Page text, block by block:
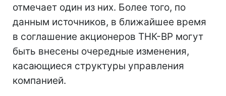
отмечает один из них. Более того, по
данным источников, в ближайшее время
в соглашение акционеров ТНК-ВР могут
быть внесены очередные изменения,
касающиеся структуры управления
компанией.